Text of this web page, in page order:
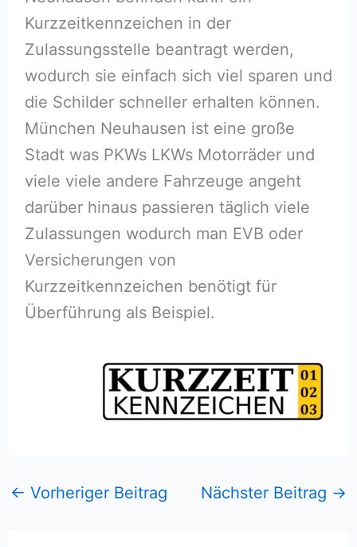
Kurzzeitkennzeichen in der
Zulassungsstelle beantragt werden,
wodurch sie einfach sich viel sparen und
die Schilder schneller erhalten können.
München Neuhausen ist eine große
Stadt was PKWs LKWs Motorräder und
viele viele andere Fahrzeuge angeht
darüber hinaus passieren täglich viele
Zulassungen wodurch man EVB oder
Versicherungen von
Kurzzeitkennzeichen benötigt für
Überführung als Beispiel.
← Vorheriger Beitrag Nächster Beitrag →